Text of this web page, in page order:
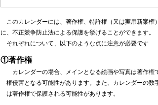
このカレンダーには、著作権、特許権（又は実用新案権
に、不正競争防止法による保護を挙げることができます。
それぞれについて、以下のような点に注意が必要です
①著作権
カレンダーの場合、メインとなる絵画や写真は著作
権侵害となる可能性があります。また、カレンダーの
は著作権で保護される可能性があります。